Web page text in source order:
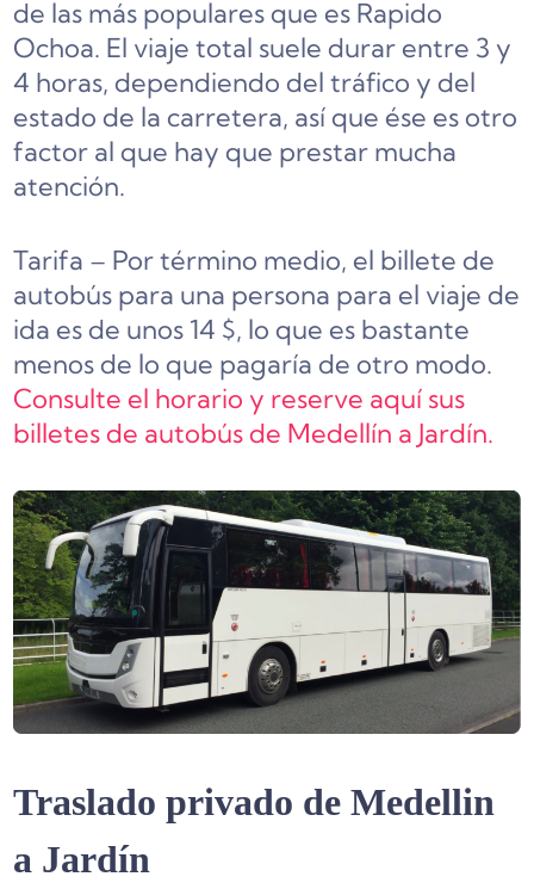
de las más populares que es Rapido
Ochoa. El viaje total suele durar entre 3 y
4 horas, dependiendo del tráfico y del
estado de la carretera, así que ése es otro
factor al que hay que prestar mucha
atención.
Tarifa – Por término medio, el billete de
autobús para una persona para el viaje de
ida es de unos 14 $, lo que es bastante
menos de lo que pagaría de otro modo.
Consulte el horario y reserve aquí sus
billetes de autobús de Medellín a Jardín.
Traslado privado de Medellin
a Jardín